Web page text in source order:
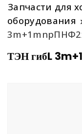
Запчасти для
оборудования
ТЭН гибL